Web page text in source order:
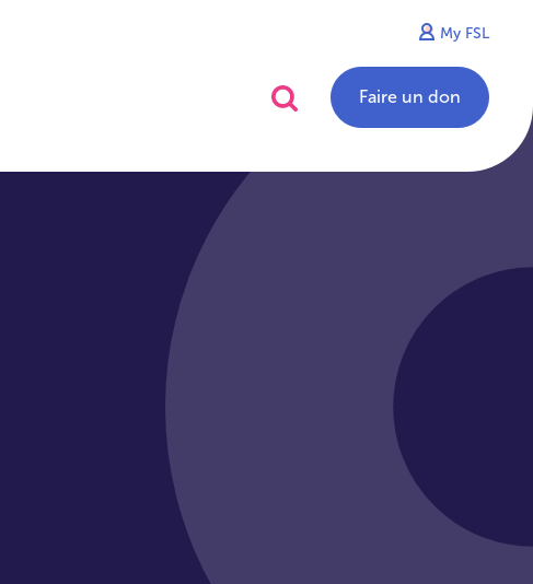
My FSL
Faire un don